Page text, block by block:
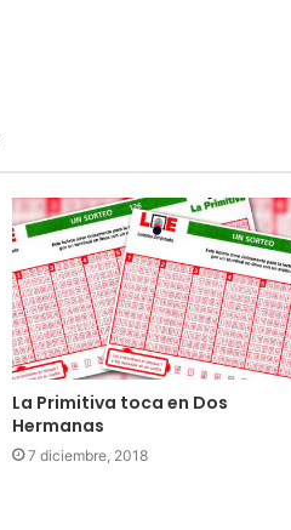
La Primitiva toca en Dos
Hermanas
7 diciembre, 2018